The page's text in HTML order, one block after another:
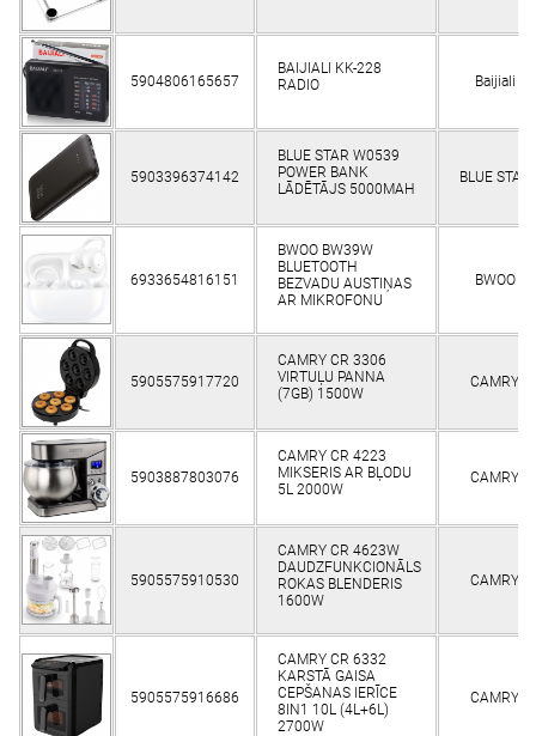
5904806165657
BAIJIALI KK-228
RADIO
Baijiali
5903396374142
BLUE STAR W0539
POWER BANK
LĀDĒTĀJS 5000MAH
BLUE STAR
6933654816151
BWOO BW39W
BLUETOOTH
BEZVADU AUSTIŅAS
AR MIKROFONU
BWOO
5905575917720
CAMRY CR 3306
VIRTUĻU PANNA
(7GB) 1500W
CAMRY
5903887803076
CAMRY CR 4223
MIKSERIS AR BĻODU
5L 2000W
CAMRY
5905575910530
CAMRY CR 4623W
DAUDZFUNKCIONĀLS
ROKAS BLENDERIS
1600W
CAMRY
5905575916686
CAMRY CR 6332
KARSTĀ GAISA
CEPŠANAS IERĪCE
8IN1 10L (4L+6L)
2700W
CAMRY